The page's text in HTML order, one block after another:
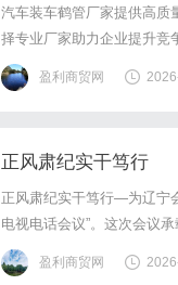
汽车装车鹤管厂家提供高质
择专业厂家助力企业提升竞
盈利商贸网
正风肃纪实干笃行
正风肃纪实干笃行—为辽宁
电视电话会议”。这次会议
一系列核心部署。会上，
句关乎民生。出人意料的是
盈利商贸网